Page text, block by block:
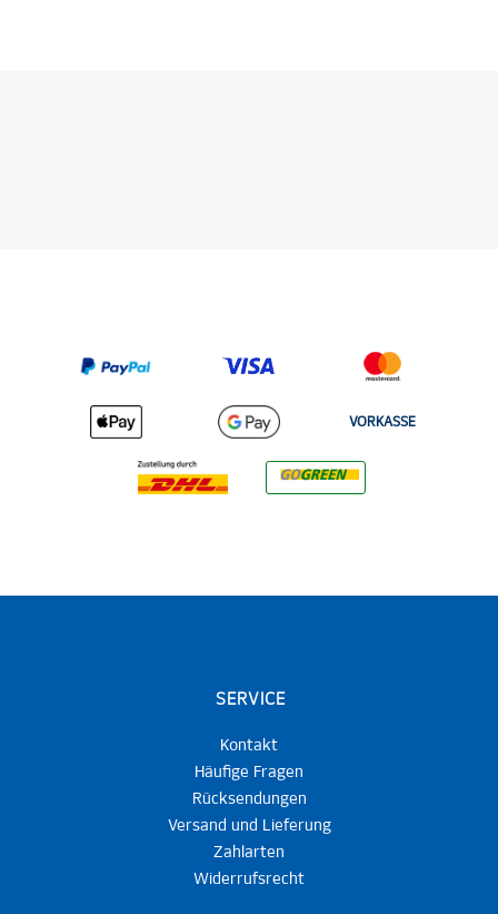
VORKASSE
SERVICE
Kontakt
Häufige Fragen
Rücksendungen
Versand und Lieferung
Zahlarten
Widerrufsrecht